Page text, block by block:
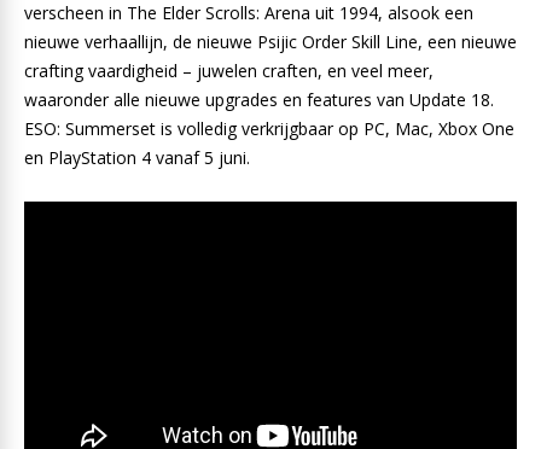
verscheen in The Elder Scrolls: Arena uit 1994, alsook een
nieuwe verhaallijn, de nieuwe Psijic Order Skill Line, een nieuwe
crafting vaardigheid – juwelen craften, en veel meer,
waaronder alle nieuwe upgrades en features van Update 18.
ESO: Summerset is volledig verkrijgbaar op PC, Mac, Xbox One
en PlayStation 4 vanaf 5 juni.